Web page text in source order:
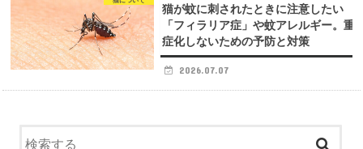
猫が蚊に刺されたときに注意したい
「フィラリア症」や蚊アレルギー。重
症化しないための予防と対策
2026.07.07